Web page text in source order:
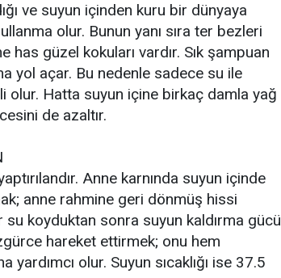
ve suyun içinden kuru bir dünyaya
olur. Bunun yanı sıra ter bezleri
has güzel kokuları vardır. Sık şampuan
yol açar. Bu nedenle sadece su ile
olur. Hatta suyun içine birkaç damla yağ
de azaltır.
Anne karnında suyun içinde
anne rahmine geri dönmüş hissi
su koyduktan sonra suyun kaldırma gücü
hareket ettirmek; onu hem
olur. Suyun sıcaklığı ise 37.5